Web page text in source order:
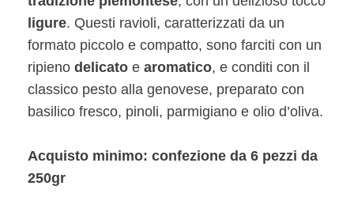
ligure. Questi ravioli, caratterizzati da un
formato piccolo e compatto, sono farciti con un
ripieno delicato e aromatico, e conditi con il
classico pesto alla genovese, preparato con
basilico fresco, pinoli, parmigiano e olio d’oliva.
Acquisto minimo: confezione da 6 pezzi da
250gr